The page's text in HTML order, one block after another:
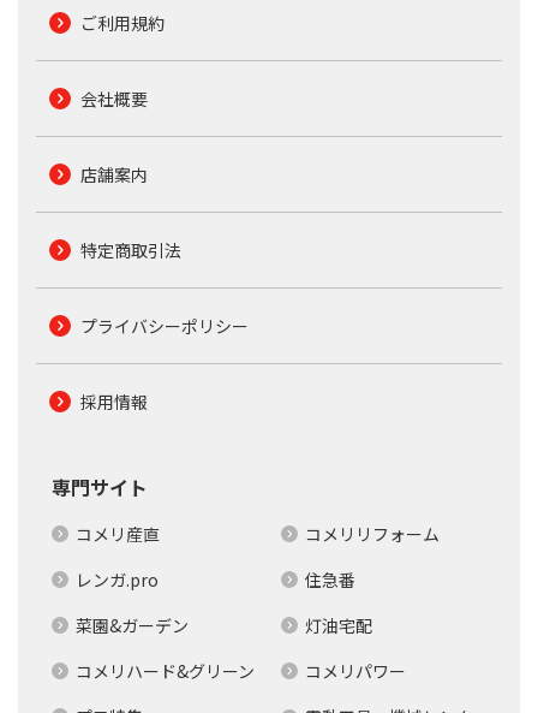
ご利用規約
会社概要
店舗案内
特定商取引法
プライバシーポリシー
採用情報
専門サイト
コメリ産直
コメリリフォーム
レンガ.pro
住急番
菜園&ガーデン
灯油宅配
コメリハード&グリーン
コメリパワー